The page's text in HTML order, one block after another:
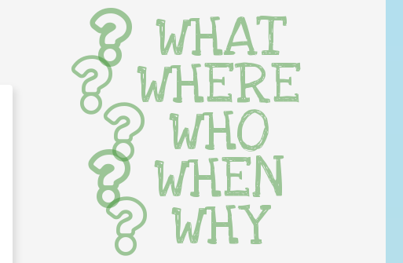
WHAT
WHERE
WHO
WHEN
WHY